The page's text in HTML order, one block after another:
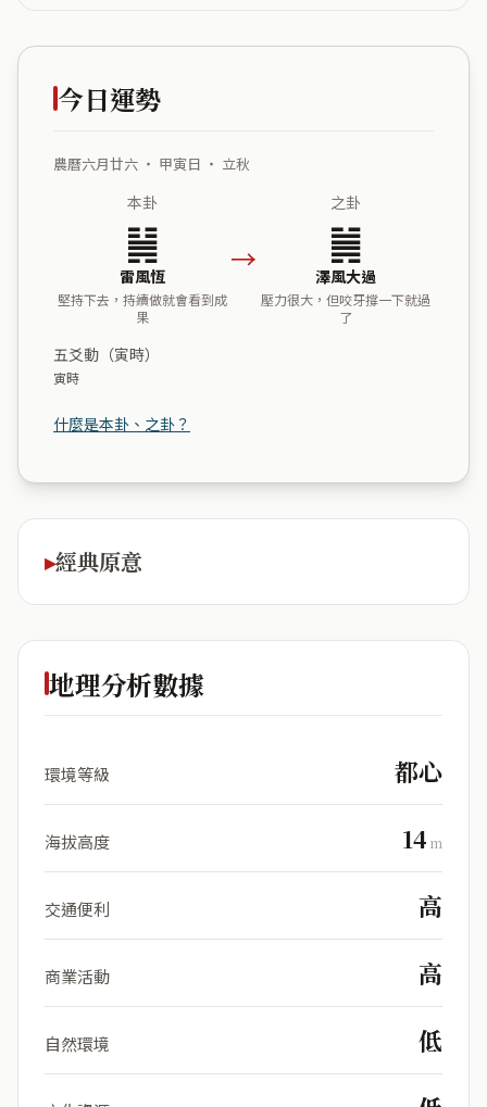
今日運勢
農曆六月廿六 ・ 甲寅日 ・ 立秋
本卦
䷟
雷風恆
堅持下去，持續做就會看到成
果
→
之卦
䷛
澤風大過
壓力很大，但咬牙撐一下就過
了
五爻動（寅時）
寅時
什麼是本卦、之卦？
經典原意
地理分析數據
環境等級 都心
海拔高度 14 m
交通便利 高
商業活動 高
自然環境 低